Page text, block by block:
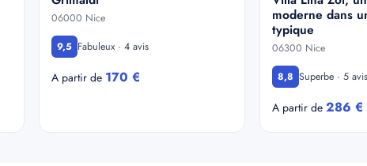
06000 Nice
9,5 Fabuleux · 4 avis
A partir de 170 €
moderne dans
typique
06300 Nice
8,8 Superbe · 5 avis
A partir de 286 €